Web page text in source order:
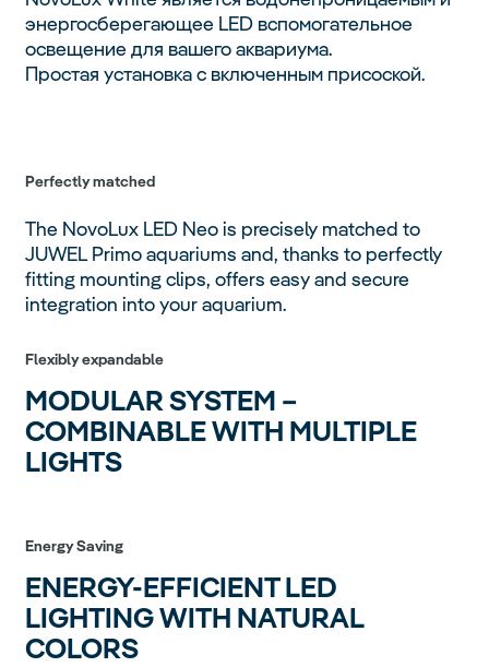
энергосберегающее LED вспомогательное
освещение для вашего аквариума.
Простая установка с включенным присоской.
Perfectly matched
The NovoLux LED Neo is precisely matched to
JUWEL Primo aquariums and, thanks to perfectly
fitting mounting clips, offers easy and secure
integration into your aquarium.
Flexibly expandable
MODULAR SYSTEM –
COMBINABLE WITH MULTIPLE
LIGHTS
Energy Saving
ENERGY-EFFICIENT LED
LIGHTING WITH NATURAL
COLORS